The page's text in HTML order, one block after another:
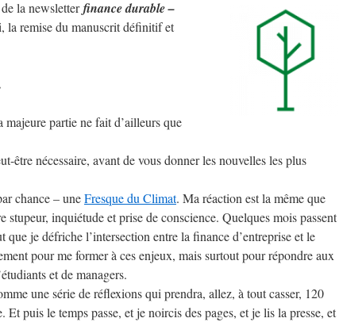
auto-
édition
la newsletterfinance durable –
la remise du manuscrit définitif et
partie ne fait d’ailleurs que
être nécessaire, avant de vous donner les nouvelles les plus
chance – uneFresque du Climat. Ma réaction est la même que
stupeur, inquiétude et prise de conscience. Quelques mois passent
que je défriche l’intersection entre la finance d’entreprise et le
pour me former à ces enjeux, mais surtout pour répondre aux
et de managers.
une série de réflexions qui prendra, allez, à tout casser, 120
Et puis le temps passe, et je noircis des pages, et je lis la presse, et